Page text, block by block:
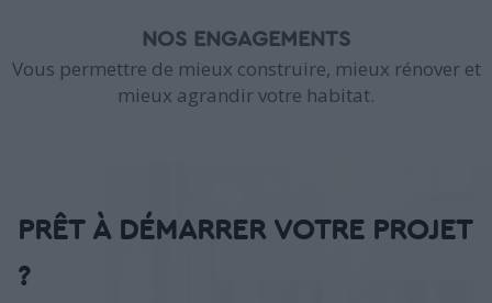
NOS ENGAGEMENTS
Vous permettre de mieux construire, mieux rénover et
mieux agrandir votre habitat.
PRÊT À DÉMARRER VOTRE PROJET
?